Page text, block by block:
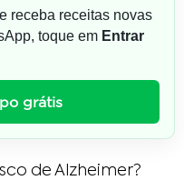
receba receitas novas
toque em Entrar
grátis
de Alzheimer?